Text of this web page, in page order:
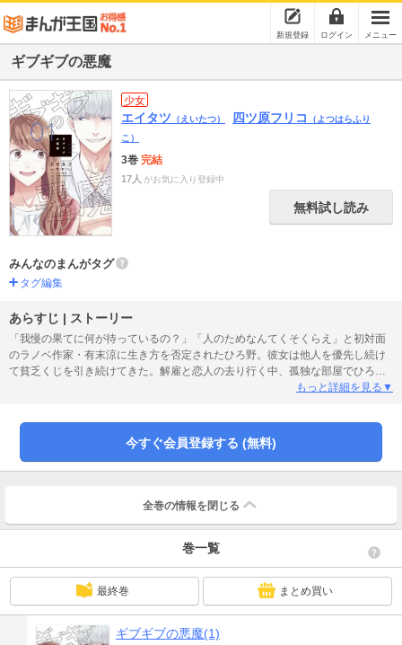
新規登録 ログイン メニュー
ギブギブの悪魔
少女
エイタツ （えいたつ） 四ツ原フリコ
（よつはらふり
こ）
3巻 完結
17人 がお気に入り登録中
無料試し読み
みんなのまんがタグ
タグ編集
あらすじ | ストーリー
「我慢の果てに何が待っているの？」「人のためなんてくそくらえ」と初対面
のラノベ作家・有末涼に生き方を否定されたひろ野。彼女は他人を優先し続け
て貧乏くじを引き続けてきた。解雇と恋人の去り行く中、孤独な部屋でひろ野
は涼の提案を思い出す。もしもぼろぼろの人生に変化をもたらすなら、私は悪
もっと詳細を見る▼
今すぐ会員登録する (無料)
全巻の情報を 閉じる
巻一覧
最終巻 まとめ買い
ギブギブの悪魔(1)